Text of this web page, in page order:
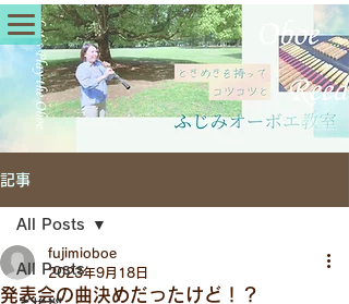
記事
All Posts
All Posts
発表会の曲決めだったけど！？
fujimioboe
2023年9月18日